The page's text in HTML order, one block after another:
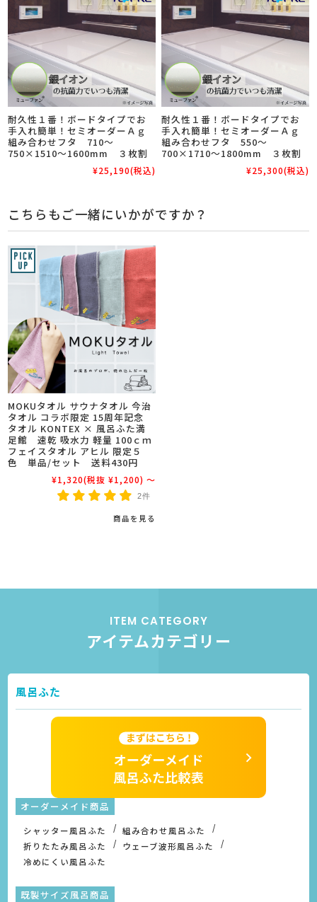
耐久性１番！ボードタイプでお
手入れ簡単！セミオーダーＡｇ
組み合わせフタ 710～
750×1510～1600mm ３枚割
¥25,190(税込)
耐久性１番！ボードタイプでお
手入れ簡単！セミオーダーＡｇ
組み合わせフタ 550～
700×1710～1800mm ３枚割
¥25,300(税込)
こちらもご一緒にいかがですか？
MOKUタオル サウナタオル 今治
タオル コラボ限定 15周年記念
タオル KONTEX × 風呂ふた満
足館 速乾 吸水力 軽量 100ｃｍ
フェイスタオル アヒル 限定５
色 単品/セット 送料430円
¥1,320(税抜 ¥1,200) ～
2件
商品を見る
ITEM CATEGORY
アイテムカテゴリー
風呂ふた
オーダーメイド商品
シャッター風呂ふた
組み合わせ風呂ふた
折りたたみ風呂ふた
ウェーブ波形風呂ふた
冷めにくい風呂ふた
既製サイズ風呂商品